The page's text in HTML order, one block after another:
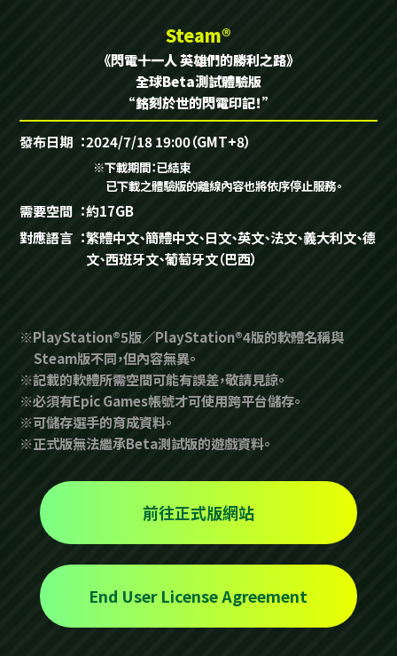
Steam®
《閃電十一人 英雄們的勝利之路》
全球Beta測試體驗版
“銘刻於世的閃電印記！”
發布日期 2024/7/18 19:00（GMT+8）
※下載期間：已結束
已下載之體驗版的離線內容也將依序停止服務。
需要空間
約17GB
對應語言
繁體中文、簡體中文、日文、英文、法文、義大利文、德
文、西班牙文、葡萄牙文（巴西）
※PlayStation®5版／PlayStation®4版的軟體名稱與
Steam版不同，但內容無異。
※記載的軟體所需空間可能有誤差，敬請見諒。
※必須有Epic Games帳號才可使用跨平台儲存。
※可儲存選手的育成資料。
※正式版無法繼承Beta測試版的遊戲資料。
前往正式版網站
End User License Agreement